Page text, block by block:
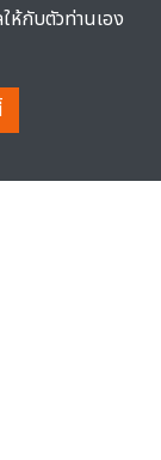
ห้กับตัวท่านเอง